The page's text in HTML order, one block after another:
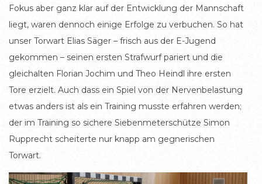
Fokus aber ganz klar auf der Entwicklung der Mannschaft
liegt, waren dennoch einige Erfolge zu verbuchen. So hat
unser Torwart Elias Säger – frisch aus der E-Jugend
gekommen – seinen ersten Strafwurf pariert und die
gleichalten Florian Jochim und Theo Heindl ihre ersten
Tore erzielt. Auch dass ein Spiel von der Nervenbelastung
etwas anders ist als ein Training musste erfahren werden;
der im Training so sichere Siebenmeterschütze Simon
Rupprecht scheiterte nur knapp am gegnerischen
Torwart.